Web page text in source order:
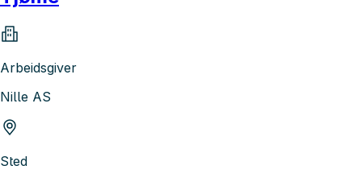
Arbeidsgiver
Nille AS
Sted